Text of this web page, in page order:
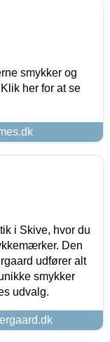
smykker og
her for at se
i Skive, hvor du
Den
udfører alt
smykker
udvalg.